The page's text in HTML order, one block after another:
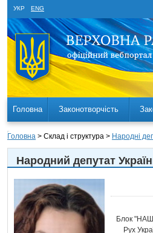
УКР ENG
Головна Законотворчість
Головна > Склад і структура > Народні
Народний депутат
Блок
Рух